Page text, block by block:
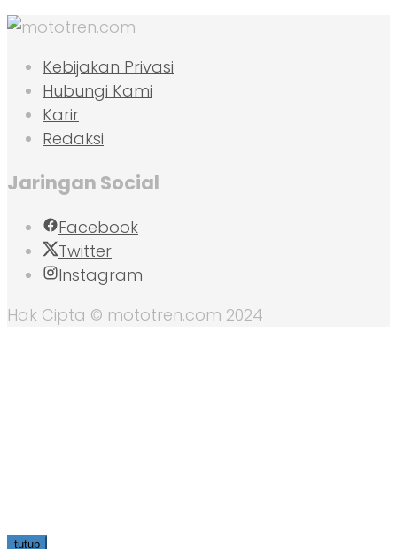
Kebijakan Privasi
Hubungi Kami
Karir
Redaksi
Jaringan Social
Facebook
Twitter
Instagram
Hak Cipta © mototren.com 2024
tutup